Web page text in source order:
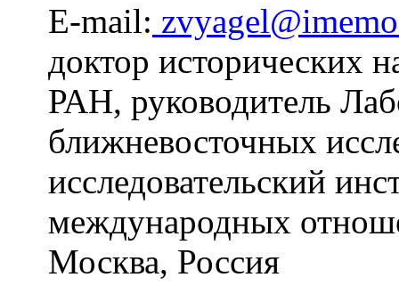
E-mail:
доктор исторических
РАН, руководитель
ближневосточных
исследовательский
международных
Москва, Россия